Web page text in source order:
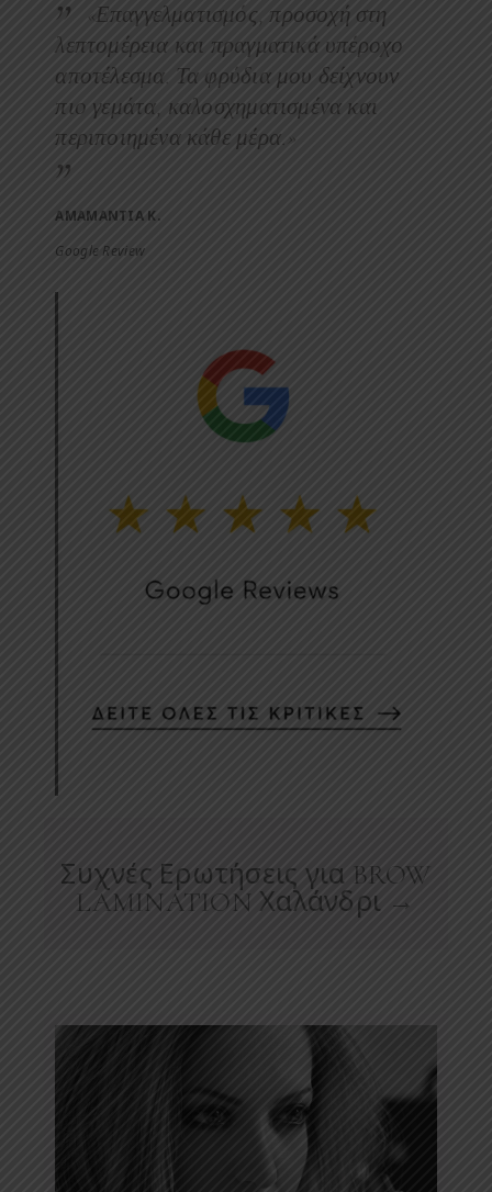
«Επαγγελματισμός, προσοχή στη
λεπτομέρεια και πραγματικά υπέροχο
αποτέλεσμα. Τα φρύδια μου δείχνουν
πιο γεμάτα, καλοσχηματισμένα και
περιποιημένα κάθε μέρα.»
ΑΜΑΜΑΝΤΙΑ Κ.
Google Review
Συχνές Ερωτήσεις για BROW
LAMINATION Χαλάνδρι →